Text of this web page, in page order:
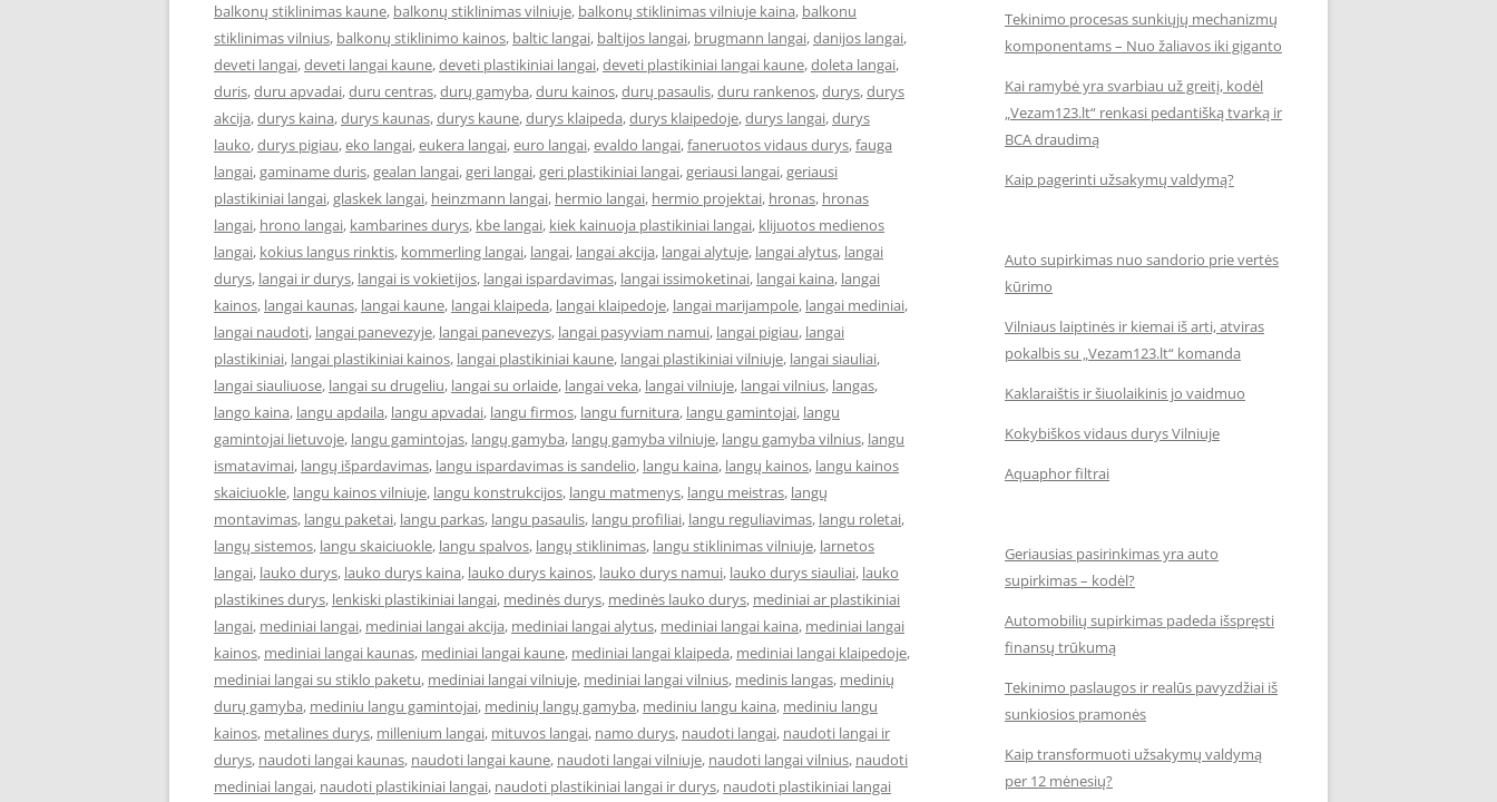
balkonų stiklinimas kaune, balkonų stiklinimas vilniuje, balkonų stiklinimas vilniuje kaina, balkonu
stiklinimas vilnius, balkonų stiklinimo kainos, baltic langai, baltijos langai, brugmann langai,danijos langai,
deveti langai,deveti langai kaune,deveti plastikiniai langai,deveti plastikiniai langai kaune,doleta langai,
duris,duru apvadai,duru centras,durų gamyba,duru kainos,durų pasaulis,duru rankenos,durys,durys
akcija,durys kaina,durys kaunas,durys kaune,durys klaipeda,durys klaipedoje,durys langai,durys
lauko,durys pigiau,eko langai,eukera langai,euro langai,evaldo langai,faneruotos vidaus durys,fauga
langai,gaminame duris,gealan langai,geri langai,geri plastikiniai langai,geriausi langai,geriausi
plastikiniai langai,glaskek langai, heinzmann langai, hermio langai, hermio projektai, hronas, hronas
langai, hrono langai, kambarines durys, kbe langai, kiek kainuoja plastikiniai langai, klijuotos medienos
langai, kokius langus rinktis, kommerling langai, langai, langai akcija, langai alytuje, langai alytus, langai
durys, langai ir durys, langai is vokietijos, langai ispardavimas, langai issimoketinai, langai kaina, langai
kainos, langai kaunas, langai kaune, langai klaipeda, langai klaipedoje, langai marijampole, langai mediniai,
langai naudoti, langai panevezyje, langai panevezys, langai pasyviam namui, langai pigiau, langai
plastikiniai, langai plastikiniai kainos, langai plastikiniai kaune, langai plastikiniai vilniuje, langai siauliai,
langai siauliuose, langai su drugeliu, langai su orlaide, langai veka, langai vilniuje, langai vilnius, langas,
lango kaina, langu apdaila, langu apvadai, langu firmos, langu furnitura, langu gamintojai, langu
gamintojai lietuvoje, langu gamintojas, langų gamyba, langų gamyba vilniuje, langu gamyba vilnius, langu
ismatavimai, langų išpardavimas, langu ispardavimas is sandelio, langu kaina, langų kainos, langu kainos
skaiciuokle, langu kainos vilniuje, langu konstrukcijos, langu matmenys, langu meistras, langų
montavimas, langu paketai, langu parkas, langu pasaulis, langu profiliai, langu reguliavimas, langu roletai,
langų sistemos, langu skaiciuokle, langu spalvos, langų stiklinimas, langu stiklinimas vilniuje, larnetos
langai, lauko durys, lauko durys kaina, lauko durys kainos, lauko durys namui, lauko durys siauliai, lauko
plastikines durys, lenkiski plastikiniai langai, medinės durys, medinės lauko durys, mediniai ar plastikiniai
langai, mediniai langai, mediniai langai akcija, mediniai langai alytus, mediniai langai kaina, mediniai langai
kainos, mediniai langai kaunas, mediniai langai kaune, mediniai langai klaipeda, mediniai langai klaipedoje,
mediniai langai su stiklo paketu, mediniai langai vilniuje, mediniai langai vilnius, medinis langas, medinių
durų gamyba, mediniu langu gamintojai, medinių langų gamyba, mediniu langu kaina, mediniu langu
kainos, metalines durys, millenium langai, mituvos langai, namo durys, naudoti langai, naudoti langai ir
durys, naudoti langai kaunas, naudoti langai kaune, naudoti langai vilniuje, naudoti langai vilnius, naudoti
mediniai langai, naudoti plastikiniai langai, naudoti plastikiniai langai ir durys, naudoti plastikiniai langai
Tekinimo procesas sunkiųjų mechanizmų
komponentams – Nuo žaliavos iki giganto
Kai ramybė yra svarbiau už greitį, kodėl
„Vezam123.lt“ renkasi pedantišką tvarką ir
BCA draudimą
Kaip pagerinti užsakymų valdymą?
Auto supirkimas nuo sandorio prie vertės
kūrimo
Vilniaus laiptinės ir kiemai iš arti, atviras
pokalbis su „Vezam123.lt“ komanda
Kaklaraištis ir šiuolaikinis jo vaidmuo
Kokybiškos vidaus durys Vilniuje
Aquaphor filtrai
Geriausias pasirinkimas yra auto
supirkimas – kodėl?
Automobilių supirkimas padeda išspręsti
finansų trūkumą
Tekinimo paslaugos ir realūs pavyzdžiai iš
sunkiosios pramonės
Kaip transformuoti užsakymų valdymą
per 12 mėnesių?